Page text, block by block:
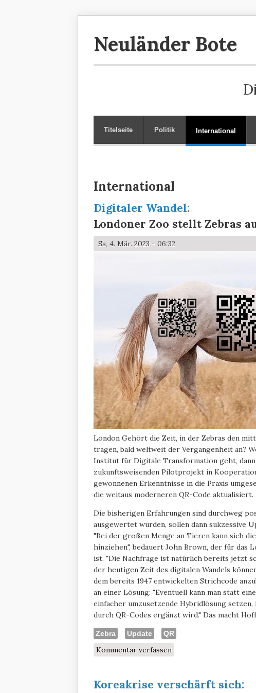
Neuländer Bote
Titelseite Politik International
International
Digitaler Wandel:
Londoner Zoo stellt Zebras
Sa, 4. Mär. 2023 - 06:32
London Gehört die Zeit, in der Zebras den
tragen, bald weltweit der Vergangenheit an?
Institut für Digitale Transformation geht, dann
zukunftsweisenden Pilotprojekt in
gewonnenen Erkenntnisse in die Praxis
die weitaus moderneren QR-Code aktualisiert.
Die bisherigen Erfahrungen sind durchweg
ausgewertet wurden, sollen dann sukzessive
"Bei der großen Menge an Tieren kann sich
hinziehen", bedauert John Brown, der für
ist. "Die Nachfrage ist natürlich bereits jetzt
der heutigen Zeit des digitalen Wandels
dem bereits 1947 entwickelten Strichcode
an einer Lösung: "Eventuell kann man statt
einfacher umzusetzende Hybridlösung
durch QR-Codes ergänzt wird." Das macht
Zebra Update QR
Kommentar verfassen
Koreakrise verschärft sich: